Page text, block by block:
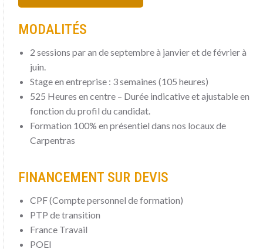
MODALITÉS
2 sessions par an de septembre à janvier et de février à
juin.
Stage en entreprise : 3 semaines (105 heures)
525 Heures en centre – Durée indicative et ajustable en
fonction du profil du candidat.
Formation 100% en présentiel dans nos locaux de
Carpentras
FINANCEMENT SUR DEVIS
CPF (Compte personnel de formation)
PTP de transition
France Travail
POEI